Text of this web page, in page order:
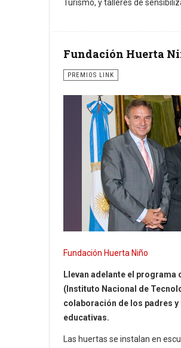
Turismo, y talleres de
Fundación Huerta
PREMIOS LINK
Fundación Huerta Niño
Llevan adelante el programa
(Instituto Nacional de
colaboración de los padres
educativas.
Las huertas se instalan en